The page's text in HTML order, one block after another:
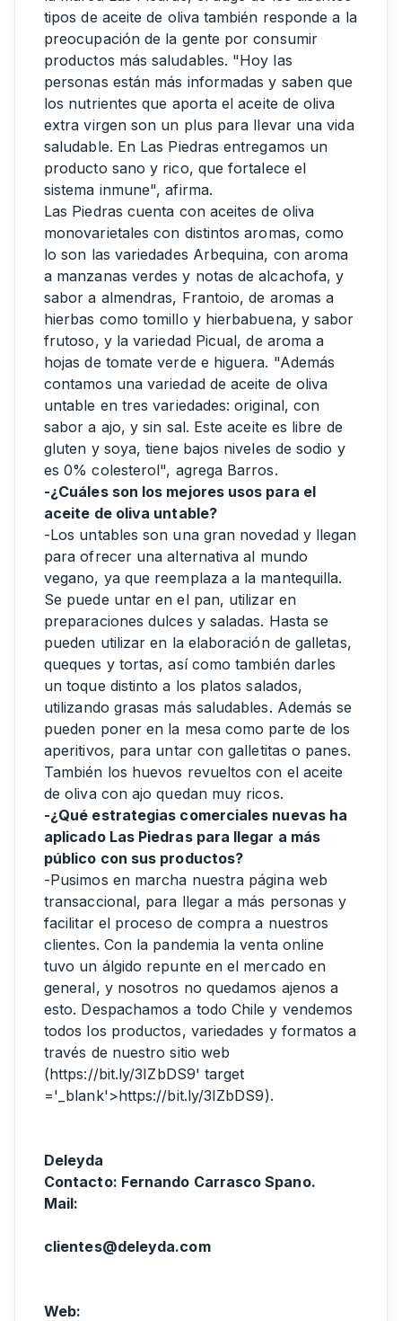
tipos de aceite de oliva también responde a la
preocupación de la gente por consumir
productos más saludables. "Hoy las
personas están más informadas y saben que
los nutrientes que aporta el aceite de oliva
extra virgen son un plus para llevar una vida
saludable. En Las Piedras entregamos un
producto sano y rico, que fortalece el
sistema inmune", afirma.
Las Piedras cuenta con aceites de oliva
monovarietales con distintos aromas, como
lo son las variedades Arbequina, con aroma
a manzanas verdes y notas de alcachofa, y
sabor a almendras, Frantoio, de aromas a
hierbas como tomillo y hierbabuena, y sabor
frutoso, y la variedad Picual, de aroma a
hojas de tomate verde e higuera. "Además
contamos una variedad de aceite de oliva
untable en tres variedades: original, con
sabor a ajo, y sin sal. Este aceite es libre de
gluten y soya, tiene bajos niveles de sodio y
es 0% colesterol", agrega Barros.
-¿Cuáles son los mejores usos para el
aceite de oliva untable?
-Los untables son una gran novedad y llegan
para ofrecer una alternativa al mundo
vegano, ya que reemplaza a la mantequilla.
Se puede untar en el pan, utilizar en
preparaciones dulces y saladas. Hasta se
pueden utilizar en la elaboración de galletas,
queques y tortas, así como también darles
un toque distinto a los platos salados,
utilizando grasas más saludables. Además se
pueden poner en la mesa como parte de los
aperitivos, para untar con galletitas o panes.
También los huevos revueltos con el aceite
de oliva con ajo quedan muy ricos.
-¿Qué estrategias comerciales nuevas ha
aplicado Las Piedras para llegar a más
público con sus productos?
-Pusimos en marcha nuestra página web
transaccional, para llegar a más personas y
facilitar el proceso de compra a nuestros
clientes. Con la pandemia la venta online
tuvo un álgido repunte en el mercado en
general, y nosotros no quedamos ajenos a
esto. Despachamos a todo Chile y vendemos
todos los productos, variedades y formatos a
través de nuestro sitio web
(https://bit.ly/3IZbDS9' target
='_blank'>https://bit.ly/3IZbDS9).
Deleyda
Contacto: Fernando Carrasco Spano.
Mail:
clientes@deleyda.com
Web: